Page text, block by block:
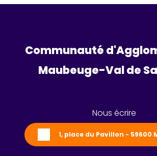
Communauté
Maubeuge-Val de
Nous écrire
1, place du Pavillon - 59600